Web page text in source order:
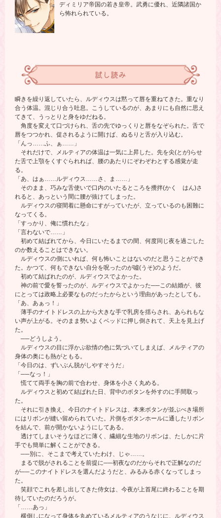
ディミリア帝国の若き皇帝。武勇に優れ、近隣諸国か
ら怖れられている。
試し読み
瞬きを繰り返していたら、ルディウスは黙って唇を重ねてきた。重なり
合う体温。混じり合う吐息。こうしているのが、あまりにも自然に思え
てきて、うっとりと身をゆだねる。
角度を変えて口づけられ、舌の先でゆっくりと唇をなぞられた。舌で
唇をつつかれ、促されるように開けば、ぬるりと舌が入り込む。
「んっ……ふ、ぁ……」
それだけで、メルティアの体温は一気に上昇した。先を尖(とが)らせ
た舌で上顎をくすぐられれば、腰のあたりにぞわぞわとする感覚が走
る。
「あ、はぁ……ルディウス……さ、ま……」
そのまま、巧みな舌使いで口内のいたるところを攪拌(かく はん)さ
れると、あっという間に腰が抜けてしまった。
ルディウスの寝間着に懸命にすがっていたが、立っているのも困難に
なってくる。
「すっかり、俺に慣れたな」
「言わないで……」
初めて結ばれてから、今日にいたるまでの間、何度同じ夜を過ごした
のか数えることはできない。
ルディウスの側にいれば、何も怖いことはないのだと思うことができ
た。かつて、何もできない自分を呪ったのが噓(うそ)のようだ。
初めて結ばれたのが、ルディウスでよかった。
神の前で愛を誓ったのが、ルディウスでよかった──この結婚が、彼
にとっては政略上必要なものだったからという理由があったとしても。
「あ、あぁっ！」
薄手のナイトドレスの上から大きな手で乳房を揺らされ、あられもな
い声が上がる。そのまま勢いよくベッドに押し倒されて、天上を見上げ
た。
──どうしよう。
ルディウスの目に浮かぶ欲情の色に気づいてしまえば、メルティアの
身体の奥にも熱がともる。
「今日のは、ずいぶん脱がしやすそうだ」
「──なっ！」
慌てて両手を胸の前で合わせ、身体を小さく丸める。
ルディウスと初めて結ばれた日、背中のボタンを外すのに手間取っ
た。
それに引き換え、今日のナイトドレスは、本来ボタンが並ぶべき場所
にはリボンが縫い留められていた。片側をボタンホールに通したリボン
を結んで、前が開かないようにしてある。
透けてしまいそうなほどに薄く、繊細な生地のリボンは、たしかに片
手でも簡単に解くことができる。
──別に、そこまで考えていたわけ、じゃ……。
まるで脱がされることを前提に──初夜なのだからそれで正解なのだ
が──このナイトドレスを選んだようだと、みるみる赤くなってしまっ
た。
笑顔でこれを差し出してきた侍女は、今夜が上首尾に終わることを期
待していたのだろうが。
「……あっ」
横倒しになって身体を丸めているメルティアのうなじに、ルディウス